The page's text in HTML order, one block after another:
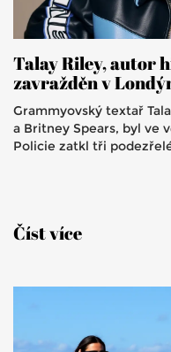
Talay Riley, autor
zavražděn v
Grammyovský textař
a Britney Spears, byl ve
Policie zatkl tři
Číst více